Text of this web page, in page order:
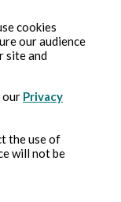
cookies
our audience
site and
our Privacy
the use of
will not be